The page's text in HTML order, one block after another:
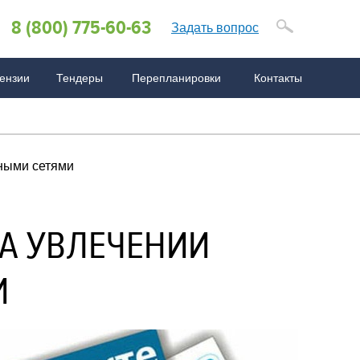
8 (800) 775-60-63 Задать вопрос
Тендеры Перепланировки Контакты
сетями
УВЛЕЧЕНИИ